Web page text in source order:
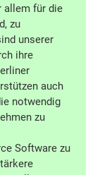
allem für die
zu
unserer
ihre
auch
notwendig
zu
Software zu